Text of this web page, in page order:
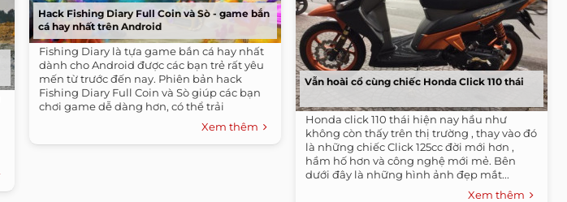
Hack Fishing Diary Full Coin và Sò - game bắn
cá hay nhất trên Android
Fishing Diary là tựa game bắn cá hay nhất
dành cho Android được các bạn trẻ rất yêu
mến từ trước đến nay. Phiên bản hack
Fishing Diary Full Coin và Sò giúp các bạn
chơi game dễ dàng hơn, có thể trải
Xem thêm
Vẫn hoài cổ cùng chiếc Honda Click 110 thái
Honda click 110 thái hiện nay hầu như
không còn thấy trên thị trường , thay vào đó
là những chiếc Click 125cc đời mới hơn ,
hầm hố hơn và công nghệ mới mẻ. Bên
dưới đây là những hình ảnh đẹp mắt...
Xem thêm